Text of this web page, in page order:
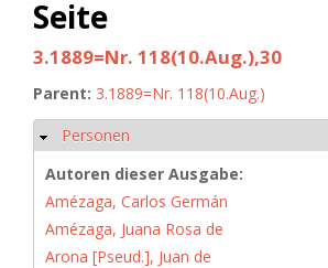
Seite
3.1889=Nr. 118(10.Aug.),30
Parent: 3.1889=Nr. 118(10.Aug.)
Hide
Personen
Autoren dieser Ausgabe:
Amézaga, Carlos Germán
Amézaga, Juana Rosa de
Arona [Pseud.], Juan de